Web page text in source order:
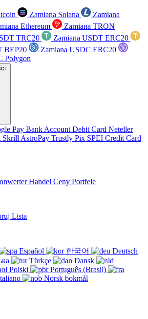
Zamiana Solana
Zamiana
Ethereum
Zamiana TRON
TRC20
Zamiana USDT ERC20
BEP20
Zamiana USDC ERC20
Polygon
Pay Bank Account Debit Card Neteller
Skrill AstroPay Trustly Pix SPEI Credit Card
Handel Ceny Portfele
Lista
Español 한국어
Deutsch
Türkçe
Dansk
Polski
Português (Brasil)
Norsk bokmål